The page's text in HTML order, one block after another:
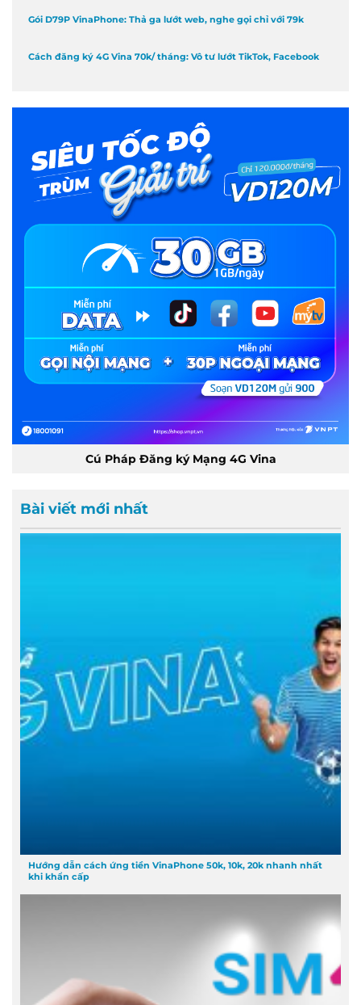
Gói D79P VinaPhone: Thả ga lướt web, nghe gọi chỉ với 79k
Cách đăng ký 4G Vina 70k/ tháng: Vô tư lướt TikTok, Facebook
Cú Pháp Đăng ký Mạng 4G Vina
Bài viết mới nhất
Hướng dẫn cách ứng tiền VinaPhone 50k, 10k, 20k nhanh nhất
khi khẩn cấp